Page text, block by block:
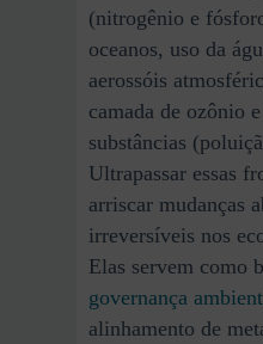
(nitrogênio e
oceanos, uso da
aerossóis
camada de ozônio
substâncias
Ultrapassar essas
arriscar mudanças
irreversíveis nos
Elas servem como
governança
alinhamento de